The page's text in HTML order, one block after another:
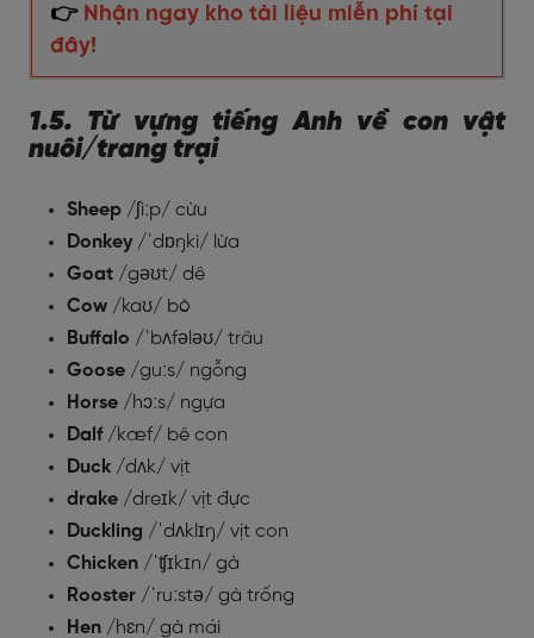
👉 Nhận ngay kho tài liệu miễn phí tại
đây!
1.5. Từ vựng tiếng Anh về con vật
nuôi/trang trại
Sheep /ʃiːp/ cừu
Donkey /ˈdɒŋki/ lừa
Goat /gəʊt/ dê
Cow /kaʊ/ bò
Buffalo /ˈbʌfələʊ/ trâu
Goose /guːs/ ngỗng
Horse /hɔːs/ ngựa
Dalf/kæf/ bê con
Duck /dʌk/ vịt
drake /dreɪk/ vịt đực
Duckling /ˈdʌklɪŋ/ vịt con
Chicken /ˈʧɪkɪn/ gà
Rooster /ˈruːstə/ gà trống
Hen /hɛn/ gà mái